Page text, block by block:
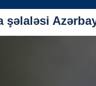
şəlaləsi